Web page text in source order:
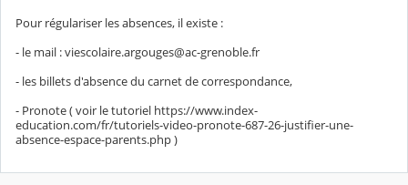
Pour régulariser les absences, il existe :
- le mail : viescolaire.argouges@ac-grenoble.fr
- les billets d'absence du carnet de correspondance,
- Pronote ( voir le tutoriel https://www.index-
education.com/fr/tutoriels-video-pronote-687-26-justifier-une-
absence-espace-parents.php )